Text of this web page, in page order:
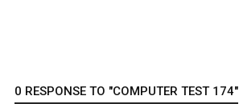
0 RESPONSE TO "COMPUTER TEST 174"